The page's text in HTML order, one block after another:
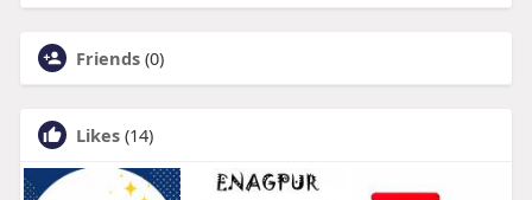
Friends (0)
Likes (14)